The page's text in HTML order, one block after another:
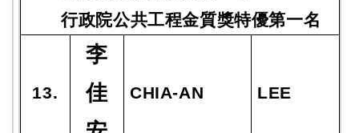
行政院公共工程金質獎特優第一名
13.
李
佳
CHIA-AN LEE